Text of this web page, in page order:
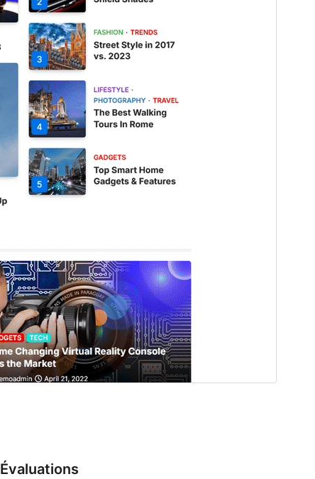
Évaluations